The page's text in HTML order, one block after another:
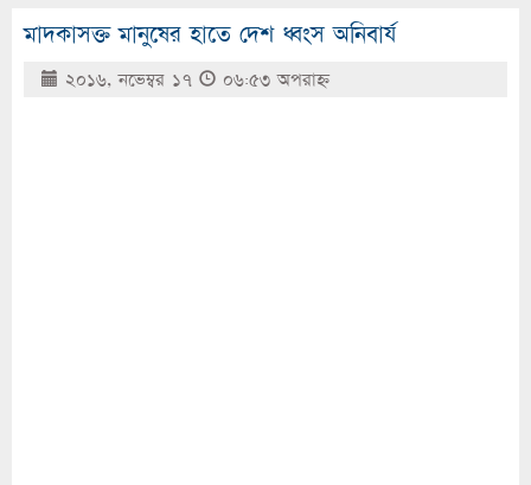
মাদকাসক্ত মানুষের হাতে দেশ ধ্বংস অনিবার্য
২০১৬, নভেম্বর ১৭ ০৬:৫৩ অপরাহ্ণ